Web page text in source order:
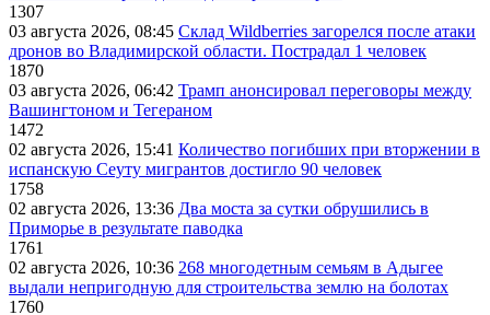
1307
03 августа 2026, 08:45 Склад Wildberries загорелся после атаки
дронов во Владимирской области. Пострадал 1 человек
1870
03 августа 2026, 06:42 Трамп анонсировал переговоры между
Вашингтоном и Тегераном
1472
02 августа 2026, 15:41 Количество погибших при вторжении в
испанскую Сеуту мигрантов достигло 90 человек
1758
02 августа 2026, 13:36 Два моста за сутки обрушились в
Приморье в результате паводка
1761
02 августа 2026, 10:36 268 многодетным семьям в Адыгее
выдали непригодную для строительства землю на болотах
1760